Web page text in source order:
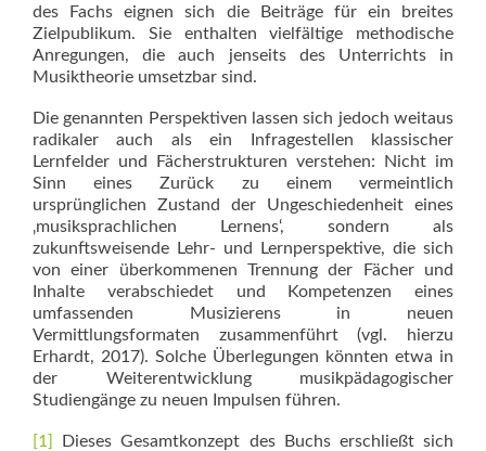
des Fachs eignen sich die Beiträge für ein breites
Zielpublikum. Sie enthalten vielfältige methodische
Anregungen, die auch jenseits des Unterrichts in
Musiktheorie umsetzbar sind.
Die genannten Perspektiven lassen sich jedoch weitaus
radikaler auch als ein Infragestellen klassischer
Lernfelder und Fächerstrukturen verstehen: Nicht im
Sinn eines Zurück zu einem vermeintlich
ursprünglichen Zustand der Ungeschiedenheit eines
‚musiksprachlichen Lernens‘, sondern als
zukunftsweisende Lehr- und Lernperspektive, die sich
von einer überkommenen Trennung der Fächer und
Inhalte verabschiedet und Kompetenzen eines
umfassenden Musizierens in neuen
Vermittlungsformaten zusammenführt (vgl. hierzu
Erhardt, 2017). Solche Überlegungen könnten etwa in
der Weiterentwicklung musikpädagogischer
Studiengänge zu neuen Impulsen führen.
[1]
Dieses Gesamtkonzept des Buchs erschließt sich